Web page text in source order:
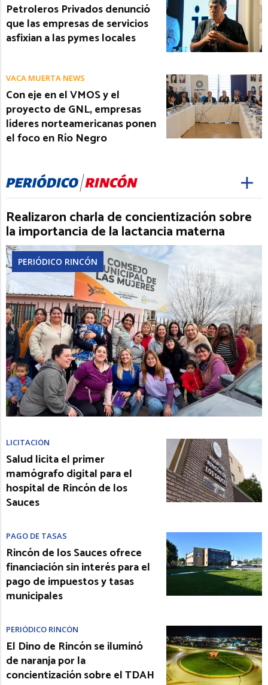
Petroleros Privados denunció
que las empresas de servicios
asfixian a las pymes locales
VACA MUERTA NEWS
Con eje en el VMOS y el
proyecto de GNL, empresas
líderes norteamericanas ponen
el foco en Río Negro
Realizaron charla de concientización sobre
la importancia de la lactancia materna
PERIÓDICO RINCÓN
LICITACIÓN
Salud licita el primer
mamógrafo digital para el
hospital de Rincón de los
Sauces
PAGO DE TASAS
Rincón de los Sauces ofrece
financiación sin interés para el
pago de impuestos y tasas
municipales
PERIÓDICO RINCÓN
El Dino de Rincón se iluminó
de naranja por la
concientización sobre el TDAH